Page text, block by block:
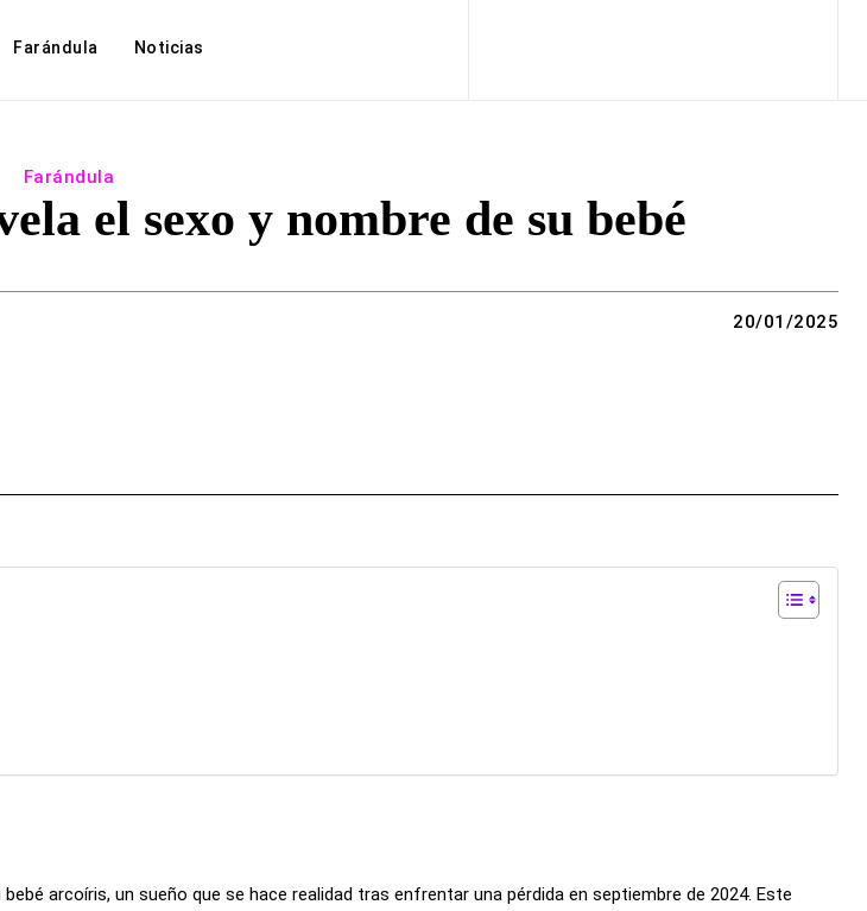
Farándula Noticias
Farándula
el sexo y nombre de su bebé
20/01/2025
arcoíris, un sueño que se hace realidad tras enfrentar una pérdida en septiembre de 2024. Este